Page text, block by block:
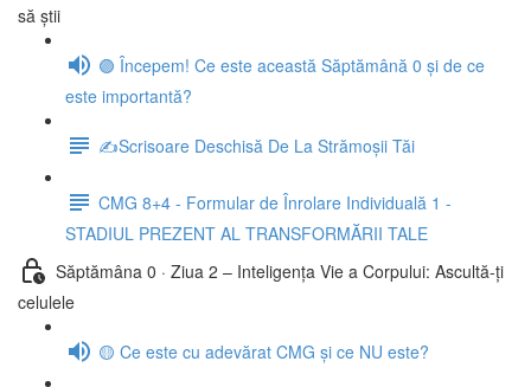
să știi
🟣 Începem! Ce este această Săptămână 0 și de ce
este importantă?
✍️Scrisoare Deschisă De La Strămoșii Tăi
CMG 8+4 - Formular de Înrolare Individuală 1 -
STADIUL PREZENT AL TRANSFORMĂRII TALE
Săptămâna 0 · Ziua 2 – Inteligența Vie a Corpului: Ascultă-ți
celulele
🟡 Ce este cu adevărat CMG și ce NU este?